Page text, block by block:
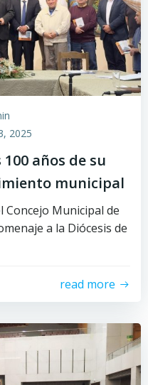
2025
años de su
municipal
Concejo Municipal de
a la Diócesis de
read more